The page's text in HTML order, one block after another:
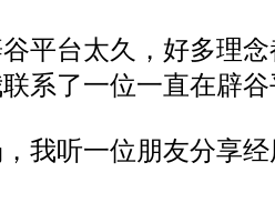
平台太久，好多理
系了一位一直在辟谷
我听一位朋友分享